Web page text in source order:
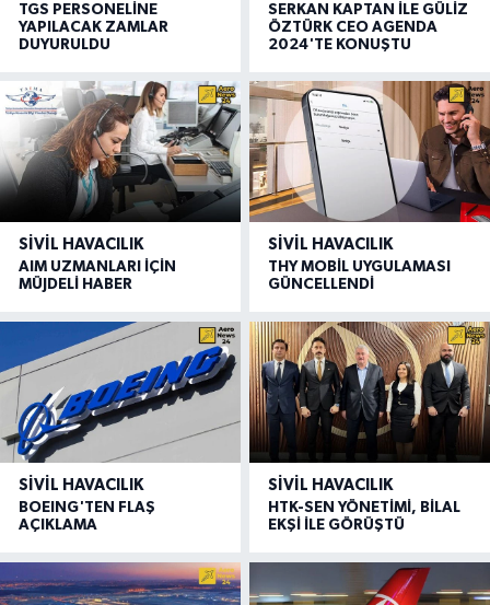
TGS PERSONELİNE
YAPILACAK ZAMLAR
DUYURULDU
SERKAN KAPTAN İLE GÜLİZ
ÖZTÜRK CEO AGENDA
2024'TE KONUŞTU
SIVIL HAVACILIK
AIM UZMANLARI İÇİN
MÜJDELİ HABER
SIVIL HAVACILIK
THY MOBİL UYGULAMASI
GÜNCELLENDİ
SIVIL HAVACILIK
BOEING'TEN FLAŞ
AÇIKLAMA
SIVIL HAVACILIK
HTK-SEN YÖNETİMİ, BİLAL
EKŞİ İLE GÖRÜŞTÜ